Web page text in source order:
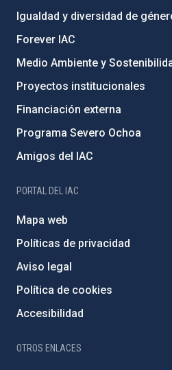
Igualdad y diversidad de
Forever IAC
Medio Ambiente y
Proyectos institucionales
Financiación externa
Programa Severo Ochoa
Amigos del IAC
PORTAL DEL IAC
Mapa web
Políticas de privacidad
Aviso legal
Política de cookies
Accesibilidad
OTROS ENLACES